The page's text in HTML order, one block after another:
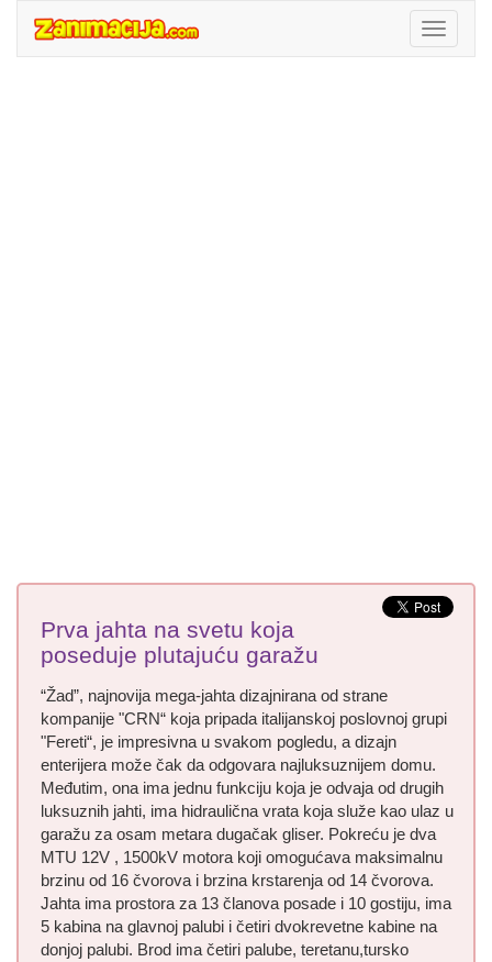
Prva jahta na svetu koja
poseduje plutajuću garažu
“Žad”, najnovija mega-jahta dizajnirana od strane
kompanije "CRN“ koja pripada italijanskoj poslovnoj grupi
"Fereti“, je impresivna u svakom pogledu, a dizajn
enterijera može čak da odgovara najluksuznijem domu.
Međutim, ona ima jednu funkciju koja je odvaja od drugih
luksuznih jahti, ima hidraulična vrata koja služe kao ulaz u
garažu za osam metara dugačak gliser. Pokreću je dva
MTU 12V , 1500kV motora koji omogućava maksimalnu
brzinu od 16 čvorova i brzina krstarenja od 14 čvorova.
Jahta ima prostora za 13 članova posade i 10 gostiju, ima
5 kabina na glavnoj palubi i četiri dvokrevetne kabine na
donjoj palubi. Brod ima četiri palube, teretanu,tursko